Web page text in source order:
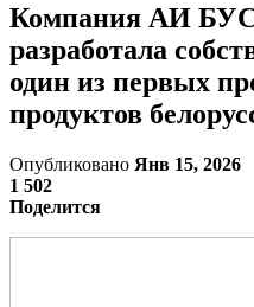
Компания АИ
разработала
один из первых
продуктов
Опубликовано Янв 15, 2026
1 502
Поделится